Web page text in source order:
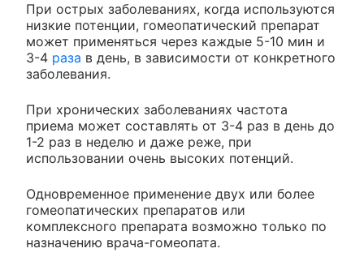
При острых заболеваниях, когда используются
низкие потенции, гомеопатический препарат
может применяться через каждые 5-10 мин и
3-4 раза в день, в зависимости от конкретного
заболевания.
При хронических заболеваниях частота
приема может составлять от 3-4 раз в день до
1-2 раз в неделю и даже реже, при
использовании очень высоких потенций.
Одновременное применение двух или более
гомеопатических препаратов или
комплексного препарата возможно только по
назначению врача-гомеопата.